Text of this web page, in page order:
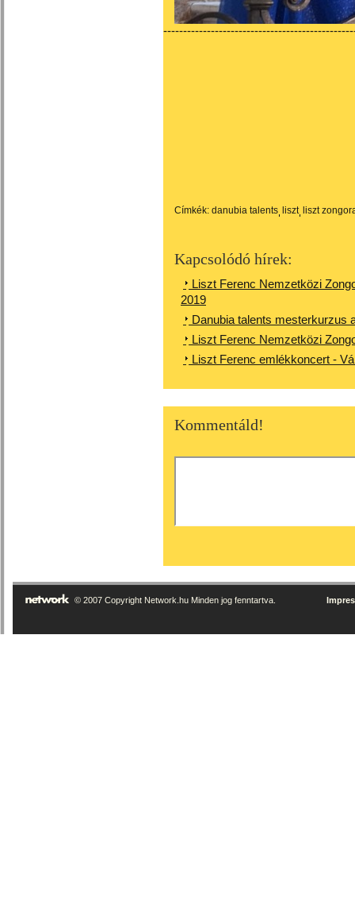
Címkék: danubia talents liszt liszt
Kapcsolódó hírek:
Liszt Ferenc Nemzetközi
2019
Danubia talents mesterkurzus
Liszt Ferenc Nemzetközi
Liszt Ferenc emlékkoncert -
Kommentáld!
© 2007 Copyright Network.hu Minden jog fenntartva.